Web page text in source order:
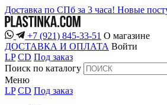
Доставка по СПб за 3 часа! Новые
+7 (921) 845-33-51 О магазине
ДОСТАВКА И ОПЛАТА Войти
LP CD Под заказ
Поиск по каталогу
Меню
LP CD Под заказ